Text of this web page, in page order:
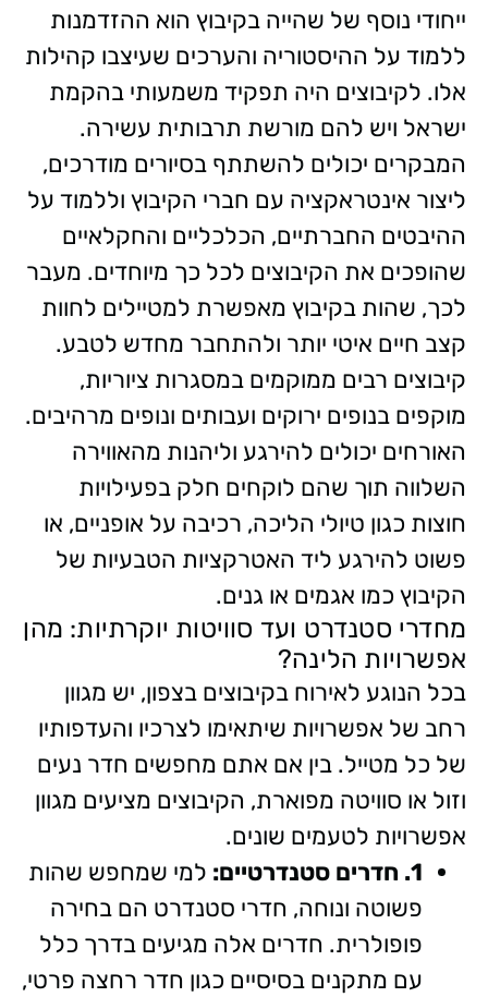
ייחודי נוסף של שהייה בקיבוץ הוא ההזדמנות
ללמוד על ההיסטוריה והערכים שעיצבו קהילות
אלו. לקיבוצים היה תפקיד משמעותי בהקמת
ישראל ויש להם מורשת תרבותית עשירה.
המבקרים יכולים להשתתף בסיורים מודרכים,
ליצור אינטראקציה עם חברי הקיבוץ וללמוד על
ההיבטים החברתיים, הכלכליים והחקלאיים
שהופכים את הקיבוצים לכל כך מיוחדים. מעבר
לכך, שהות בקיבוץ מאפשרת למטיילים לחוות
קצב חיים איטי יותר ולהתחבר מחדש לטבע.
קיבוצים רבים ממוקמים במסגרות ציוריות,
מוקפים בנופים ירוקים ועבותים ונופים מרהיבים.
האורחים יכולים להירגע וליהנות מהאווירה
השלווה תוך שהם לוקחים חלק בפעילויות
חוצות כגון טיולי הליכה, רכיבה על אופניים, או
פשוט להירגע ליד האטרקציות הטבעיות של
הקיבוץ כמו אגמים או גנים.
מחדרי סטנדרט ועד סוויטות יוקרתיות: מהן
אפשרויות הלינה?
בכל הנוגע לאירוח בקיבוצים בצפון, יש מגוון
רחב של אפשרויות שיתאימו לצרכיו והעדפותיו
של כל מטייל. בין אם אתם מחפשים חדר נעים
וזול או סוויטה מפוארת, הקיבוצים מציעים מגוון
אפשרויות לטעמים שונים.
1. חדרים סטנדרטיים: למי שמחפש שהות
פשוטה ונוחה, חדרי סטנדרט הם בחירה
פופולרית. חדרים אלה מגיעים בדרך כלל
עם מתקנים בסיסיים כגון חדר רחצה פרטי,